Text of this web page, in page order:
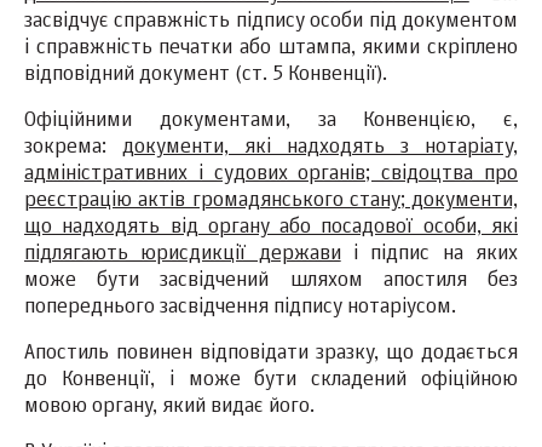
засвідчує справжність підпису особи під документом
і справжність печатки або штампа, якими скріплено
відповідний документ (ст. 5 Конвенції).
Офіційними документами, за Конвенцією, є,
зокрема: документи, які надходять з нотаріату,
адміністративних і судових органів; свідоцтва про
реєстрацію актів громадянського стану; документи,
що надходять від органу або посадової особи, які
підлягають юрисдикції державиі підпис на яких
може бути засвідчений шляхом апостиля без
попереднього засвідчення підпису нотаріусом.
Апостиль повинен відповідати зразку, що додається
до Конвенції, і може бути складений офіційною
мовою органу, який видає його.